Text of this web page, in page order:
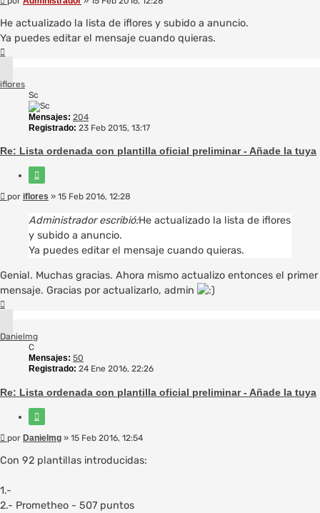
He actualizado la lista de iflores y subido a anuncio.
Ya puedes editar el mensaje cuando quieras.
iflores
Sc
Mensajes: 204
Registrado: 23 Feb 2015, 13:17
Re: Lista ordenada con plantilla oficial preliminar - Añade la tuya
Mensaje
por iflores » 15 Feb 2016, 12:28
Administrador escribió:He actualizado la lista de iflores
y subido a anuncio.
Ya puedes editar el mensaje cuando quieras.
Genial. Muchas gracias. Ahora mismo actualizo entonces el primer
mensaje. Gracias por actualizarlo, admin
Danielmg
C
Mensajes: 50
Registrado: 24 Ene 2016, 22:26
Re: Lista ordenada con plantilla oficial preliminar - Añade la tuya
Mensaje
por Danielmg » 15 Feb 2016, 12:54
Con 92 plantillas introducidas:
1.-
2.- Prometheo - 507 puntos